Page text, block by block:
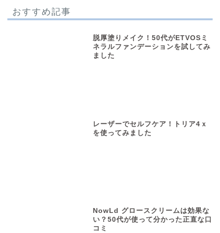
おすすめ記事
脱厚塗りメイク！50代がETVOSミ
ネラルファンデーションを試してみ
ました
レーザーでセルフケア！トリア4ｘ
を使ってみました
NowLd グロースクリームは効果な
い？50代が使って分かった正直な口
コミ